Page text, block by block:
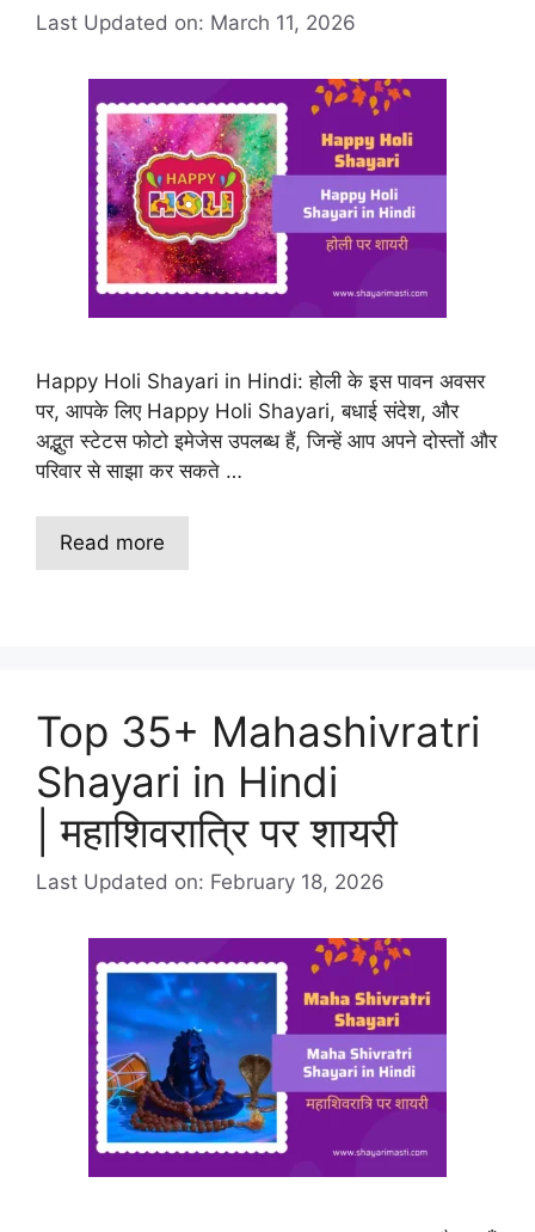
Last Updated on: March 11, 2026
Happy Holi Shayari in Hindi: होली के इस पावन अवसर
पर, आपके लिए Happy Holi Shayari, बधाई संदेश, और
अद्भुत स्टेटस फोटो इमेजेस उपलब्ध हैं, जिन्हें आप अपने दोस्तों और
परिवार से साझा कर सकते …
Read more
Top 35+ Mahashivratri
Shayari in Hindi
| महाशिवरात्रि पर शायरी
Last Updated on: February 18, 2026